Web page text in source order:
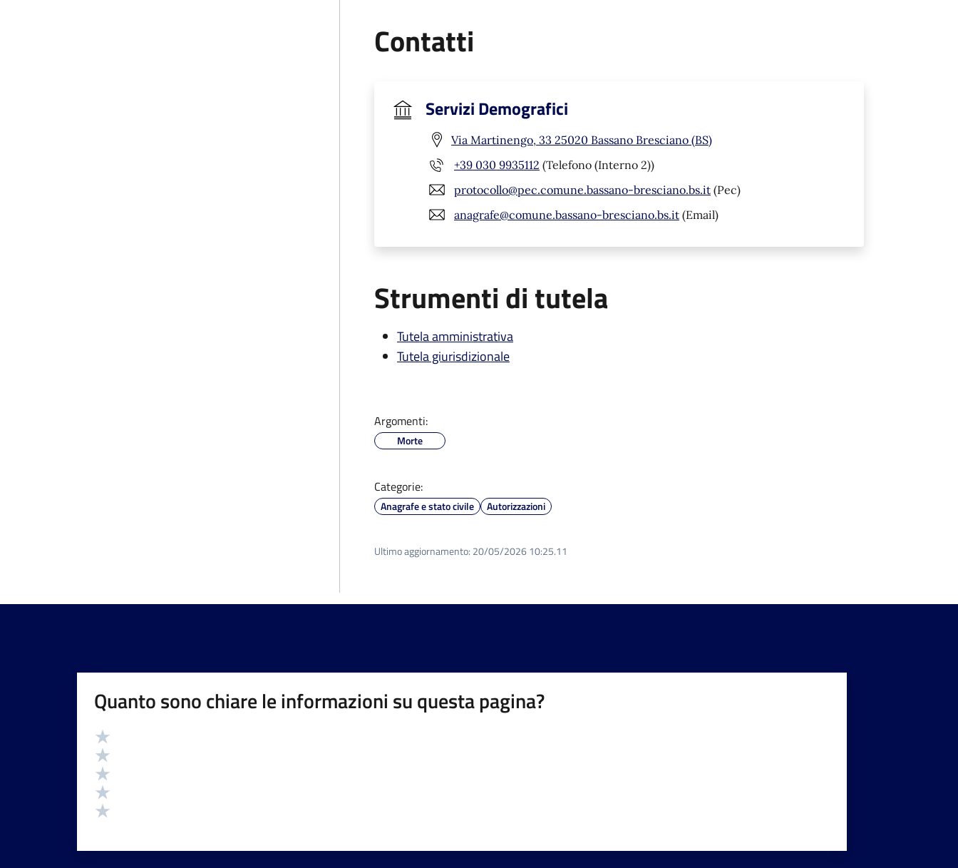
Contatti
Servizi Demografici
Via Martinengo, 33 25020 Bassano Bresciano (BS)
+39 030 9935112 (Telefono (Interno 2))
protocollo@pec.comune.bassano-bresciano.bs.it (Pec)
anagrafe@comune.bassano-bresciano.bs.it (Email)
Strumenti di tutela
Tutela amministrativa
Tutela giurisdizionale
Argomenti:
Morte
Categorie:
Anagrafe e stato civile Autorizzazioni
Ultimo aggiornamento: 20/05/2026 10:25.11
Quanto sono chiare le informazioni su questa pagina?
Valutazione